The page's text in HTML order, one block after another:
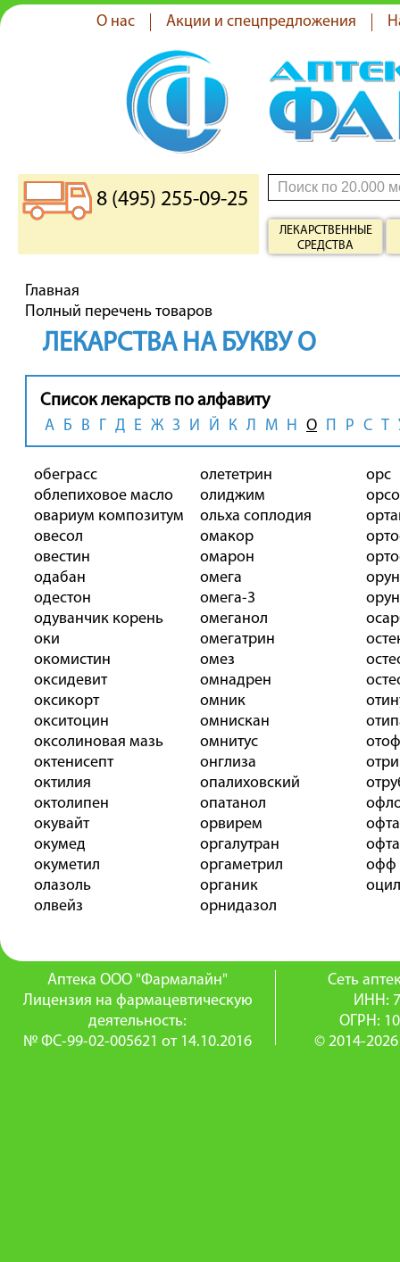
О нас Акции и спецпредложения
8 (495) 255-09-25
ЛЕКАРСТВЕННЫЕ
СРЕДСТВА
Главная
Полный перечень товаров
ЛЕКАРСТВА НА БУКВУ О
Список лекарств по алфавиту
А Б В Г Д Е Ж З И Й К Л М Н О П Р С Т
обеграсс
облепиховое масло
овариум композитум
овесол
овестин
одабан
одестон
одуванчик корень
оки
окомистин
оксидевит
оксикорт
окситоцин
оксолиновая мазь
октенисепт
октилия
октолипен
окувайт
окумед
окуметил
олазоль
олвейз
олететрин
олиджим
ольха соплодия
омакор
омарон
омега
омега-3
омеганол
омегатрин
омез
омнадрен
омник
омнискан
омнитус
онглиза
опалиховский
опатанол
орвирем
оргалутран
оргаметрил
органик
орнидазол
орс
офф
Аптека ООО "Фармалайн"
Лицензия на фармацевтическую
деятельность:
№ ФС-99-02-005621 от 14.10.2016
Сеть
ИНН:
ОГРН:
© 2014-